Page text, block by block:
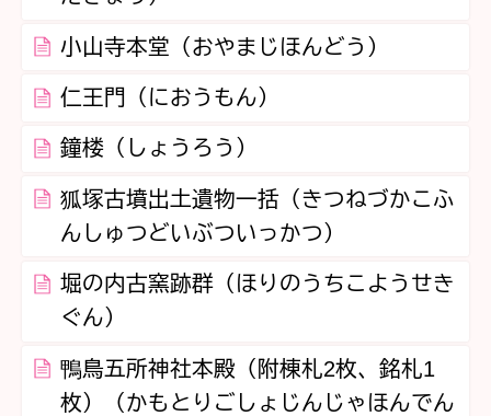
小山寺本堂（おやまじほんどう）
仁王門（におうもん）
鐘楼（しょうろう）
狐塚古墳出土遺物一括（きつねづかこふ
んしゅつどいぶついっかつ）
堀の内古窯跡群（ほりのうちこようせき
ぐん）
鴨鳥五所神社本殿（附棟札2枚、銘札1
枚）（かもとりごしょじんじゃほんでん